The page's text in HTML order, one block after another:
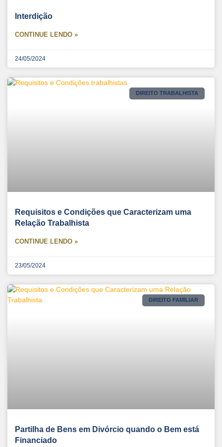
Interdição
CONTINUE LENDO »
24/05/2024
DIREITO TRABALHISTA
Requisitos e Condições que Caracterizam uma
Relação Trabalhista
CONTINUE LENDO »
23/05/2024
DIREITO FAMILIAR
Partilha de Bens em Divórcio quando o Bem está
Financiado